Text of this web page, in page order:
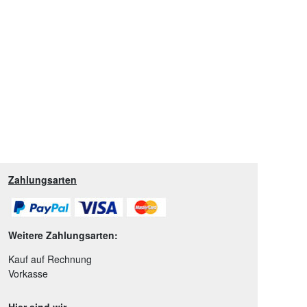
Zahlungsarten
Weitere Zahlungsarten:
Kauf auf Rechnung
Vorkasse